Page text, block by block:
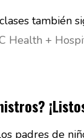
Health +
padres de